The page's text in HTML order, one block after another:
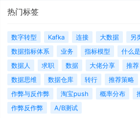
热门标签
数字转型 Kafka 连接 大数据 另
数据指标体系
业务 指标模型 什么
数据人
求职 数据 大佬分享 推荐
数据思维
数据仓库 转行 推荐策略
作弊与反作弊
淘宝push 概率分布
作弊反作弊
A/B测试